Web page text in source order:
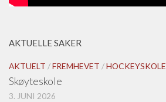
AKTUELLE SAKER
AKTUELT /FREMHEVET /HOCKEYSKOLE
Skøyteskole
3. JUNI 2026